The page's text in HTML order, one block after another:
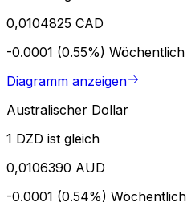
0,0104825 CAD
-0.0001 (0.55%) Wöchentlich
Diagramm anzeigen
Australischer Dollar
1 DZD ist gleich
0,0106390 AUD
-0.0001 (0.54%) Wöchentlich